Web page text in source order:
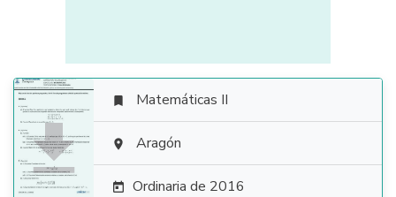

 Matemáticas II
 Aragón
 Ordinaria de 2016